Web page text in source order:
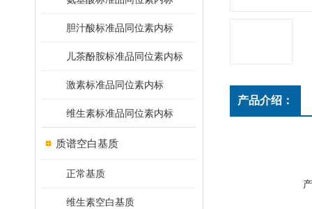
胆汁酸标准品同位素内标
儿茶酚胺标准品同位素内标
激素标准品同位素内标
维生素标准品同位素内标
质谱空白基质
正常基质
维生素空白基质
产品介绍：